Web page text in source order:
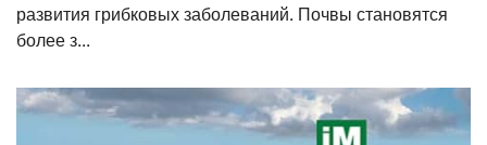
развития грибковых заболеваний. Почвы становятся
более з...